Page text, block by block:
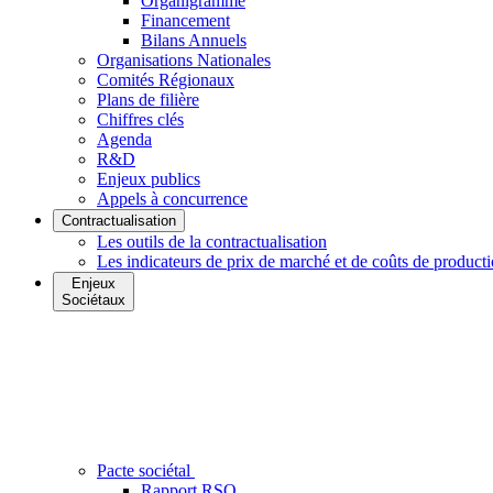
Financement
Bilans Annuels
Organisations Nationales
Comités Régionaux
Plans de filière
Chiffres clés
Agenda
R&D
Enjeux publics
Appels à concurrence
Contractualisation
Les outils de la contractualisation
Les indicateurs de prix de marché et de coûts de
Enjeux
Sociétaux
Pacte sociétal